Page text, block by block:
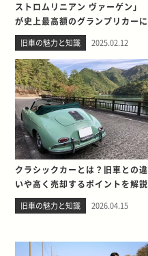
ストロムリニアン ヴァーゲン」
が史上最高額のグランプリカーに
旧車の魅力と知識 2025.02.12
クラシックカーとは？旧車との違
いや高く売却するポイントを解説
旧車の魅力と知識 2026.04.15